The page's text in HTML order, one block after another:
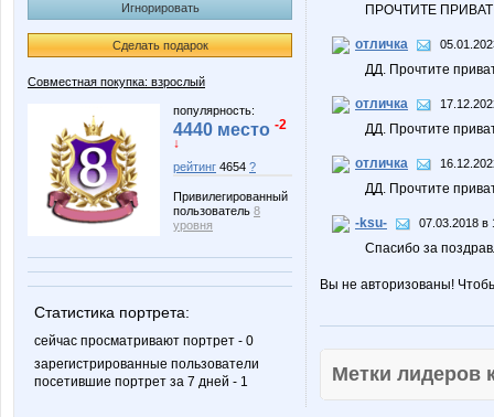
Игнорировать
Сделать подарок
Совместная покупка: взрослый
популярность:
4440 место -2
↓
рейтинг 4654 ?
Привилегированный
пользователь 8
уровня
Статистика портрета:
сейчас просматривают портрет - 0
зарегистрированные пользователи
посетившие портрет за 7 дней - 1
ПРОЧТИТЕ
отличка
ДД. Прочтите
отличка
ДД. Прочтите
отличка
ДД. Прочтите
-ksu- 07.03.2018 в
Спасибо за
Вы не авторизованы!
Метки